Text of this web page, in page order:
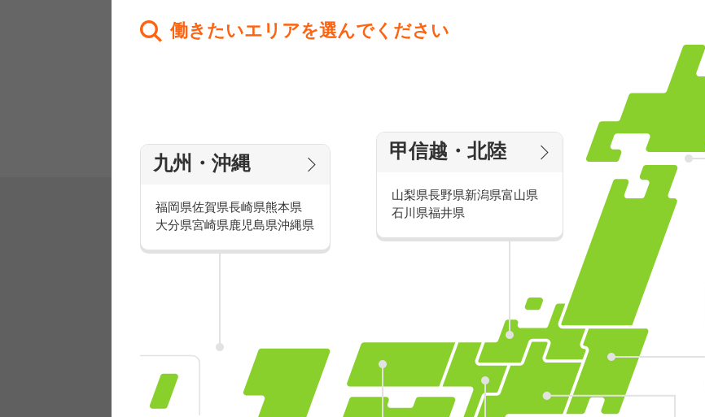
働きたいエリアを選んでください
エ
働きたいエリアを選んでください
九州・沖縄
福岡県佐賀県長崎県熊本県
大分県宮崎県鹿児島県沖縄県
甲信越・北陸
山梨県長野県新潟県富山県
石川県福井県
派遣・アルバイトのおすすめ求人特